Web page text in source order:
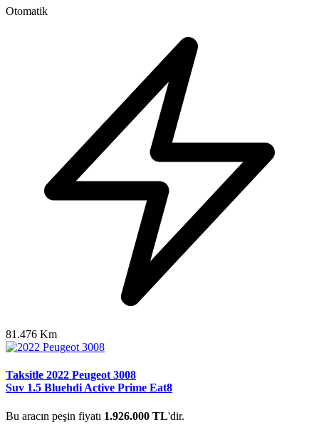
Otomatik
81.476 Km
Taksitle 2022 Peugeot 3008
Suv 1.5 Bluehdi Active Prime Eat8
Bu aracın peşin fiyatı 1.926.000 TL'dir.